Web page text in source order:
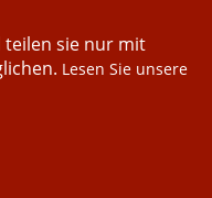
sie nur mit
Lesen Sie unsere